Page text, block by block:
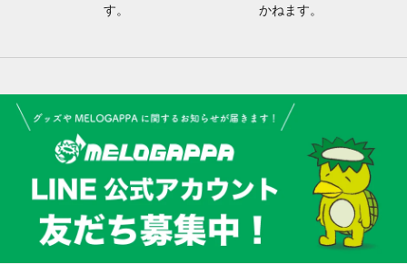
す。
かねます。